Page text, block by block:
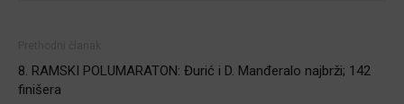
8. RAMSKI POLUMARATON: Đurić i D. Manđeralo najbrži; 142
finišera